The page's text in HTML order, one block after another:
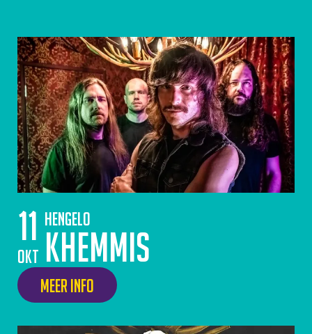
11
okt
Hengelo
Khemmis
Meer info